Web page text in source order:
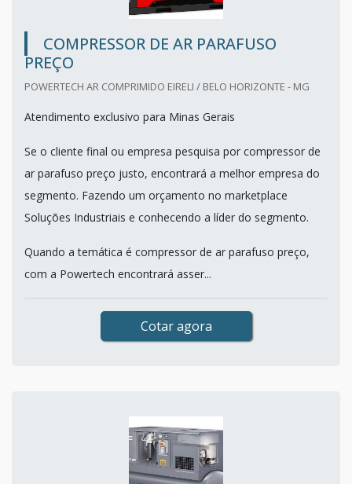
COMPRESSOR DE AR PARAFUSO
PREÇO
POWERTECH AR COMPRIMIDO EIRELI / BELO HORIZONTE - MG
Atendimento exclusivo para Minas Gerais
Se o cliente final ou empresa pesquisa por compressor de
ar parafuso preço justo, encontrará a melhor empresa do
segmento. Fazendo um orçamento no marketplace
Soluções Industriais e conhecendo a líder do segmento.
Quando a temática é compressor de ar parafuso preço,
com a Powertech encontrará asser...
Cotar agora